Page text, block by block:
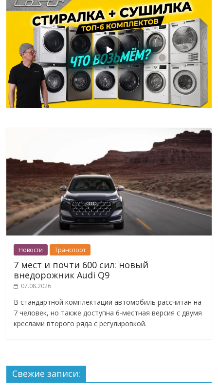
Новости Транспорт
7 мест и почти 600 сил: новый
внедорожник Audi Q9
07.08.2026
В стандартной комплектации автомобиль рассчитан на
7 человек, но также доступна 6-местная версия с двумя
креслами второго ряда с регулировкой.
Свежие записи: